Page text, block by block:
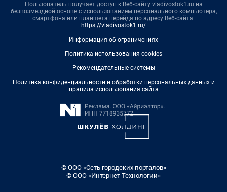
Пользователь получает доступ к Веб-сайту vladivostok1.ru на
безвозмездной основе с использованием персонального компьютера,
смартфона или планшета перейдя по адресу Веб-сайта:
https://vladivostok1.ru/
Информация об ограничениях
Политика использования cookies
Рекомендательные системы
Политика конфиденциальности и обработки персональных данных и
правила использования сайта
© ООО «Сеть городских порталов»
© ООО «Интернет Технологии»